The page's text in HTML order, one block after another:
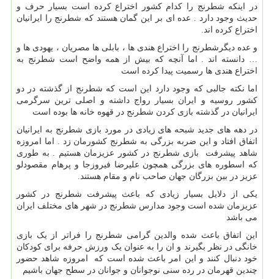
در اینکه شطرنج را کدام کشور اختراع کرده است بسیار حرف و
حدیث وجود دارد . عده ای بر این گمان هستند که شطرنج را ایرانیان
اختراع کرده اند.
و عده دیگرشطرنج را اختراع هندی ها ، بابلی ها مصریان ، یهودی ها و
… دانسته اند . اما آنچه که بیش از همه واضح است شطرنج به
اختراع هندی ها رسمیت پیدا کرده است
اما نکته جالبی که وجود دارد این است که شطرنج از گذشته در دو
کشور روسیه و ایران بسیار رواج داشته و اصلی ترین سرگرمی
ایرانیان در گذشته بازی کردن شطرنج در قهوه خانه ها بوده است
در دهه های جدید شبحه های زیادی در مورد بازی شطرنج به ایرانیان
اتفاق افتاد و این ضربه بزرگی به شطرنج کشورمان زد . اما امروزه
شاهد پیشرفت بازی شطرنج در کشور عزیزمان هستیم . به طوری
که اسطوره های بزرگی همچون علیرضا فیروزجا و پرهام مقصودلو
عزیز در بین بزرگان جهان صاحب نام و مقام هستند.
یکی از دلایل بسیار زیادی که باعث پیشرفت شطرنج در کشور
عزیزمان شده است وجود مدارس شطرنج در شهر های مختلف ایران
می باشد
این اتفاق باعث شده والدین گرامی شطرنج را فراتر از یک بازی
خانگی در نظر بگیرند و ان را به عنوان یک ورزش حرفه برای کودکان
خود دنبال کنند و این امر باعث شده است که امروزه شاهد حضور
چندین قهرمان در رده سنی نوجوانان و جوانان در سطح جهان باشیم